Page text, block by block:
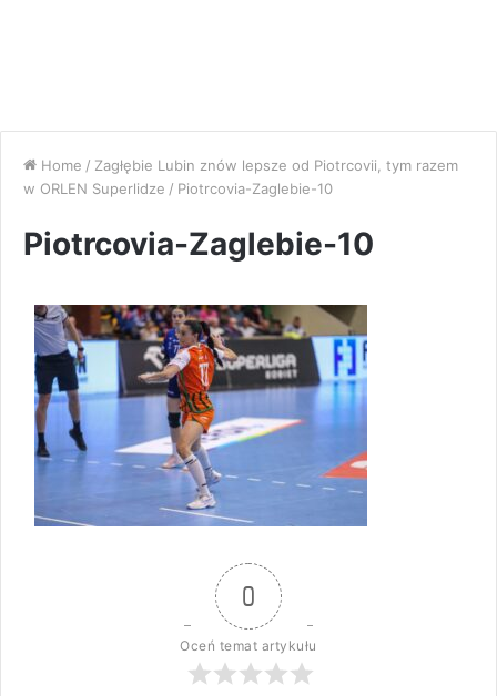
Home / Zagłębie Lubin znów lepsze od Piotrcovii, tym razem
w ORLEN Superlidze / Piotrcovia-Zaglebie-10
Piotrcovia-Zaglebie-10
0
Oceń temat artykułu